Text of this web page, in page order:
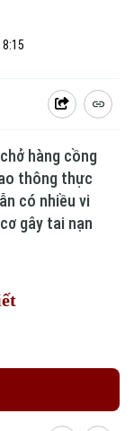
hàng cồng
thông thực
có nhiều vi
gây tai nạn